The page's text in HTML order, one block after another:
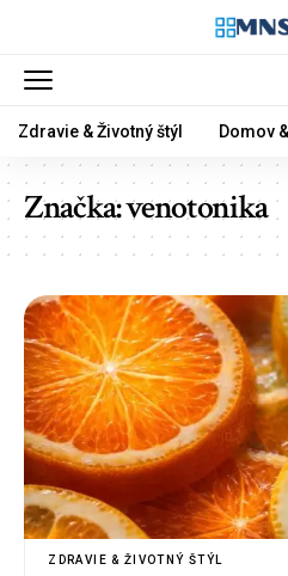
Zdravie & Životný štýl Domov
Značka:venotonika
ZDRAVIE & ŽIVOTNÝ ŠTÝL